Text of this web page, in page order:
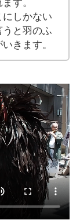
す。
しかない
と羽のふ
きます。